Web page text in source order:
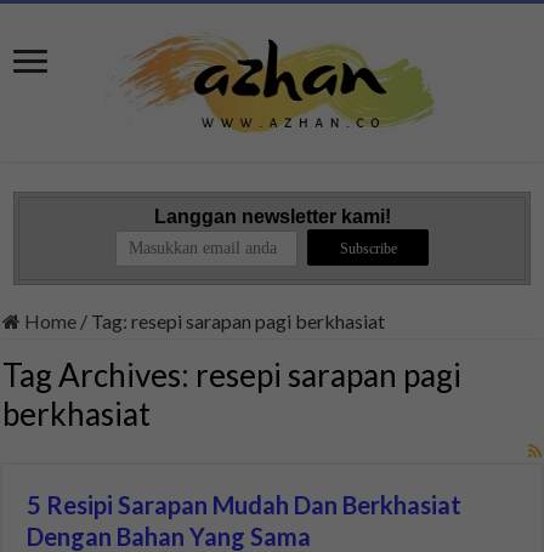
Langgan newsletter kami!
Home / Tag:resepi sarapan pagi berkhasiat
Tag Archives: resepi sarapan pagi
berkhasiat
5 Resipi Sarapan Mudah Dan Berkhasiat
Dengan Bahan Yang Sama